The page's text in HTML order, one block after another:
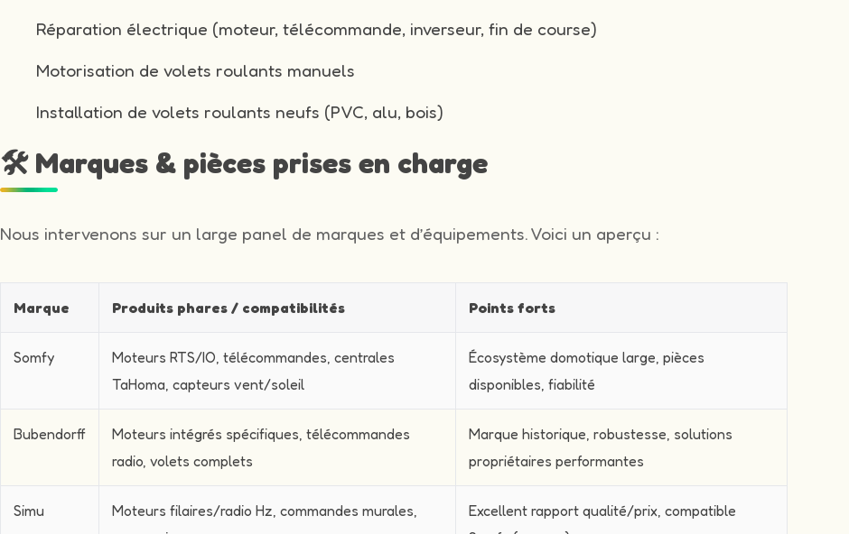
Réparation électrique (moteur, télécommande, inverseur, fin de course)
Motorisation de volets roulants manuels
Installation de volets roulants neufs (PVC, alu, bois)
🛠️ Marques & pièces prises en charge
Nous intervenons sur un large panel de marques et d’équipements. Voici un aperçu :
Marque Produits phares / compatibilités Points forts
Somfy
Moteurs RTS/IO, télécommandes, centrales
TaHoma, capteurs vent/soleil
Écosystème domotique large, pièces
disponibles, fiabilité
Bubendorff
Moteurs intégrés spécifiques, télécommandes
radio, volets complets
Marque historique, robustesse, solutions
propriétaires performantes
Simu
Moteurs filaires/radio Hz, commandes murales,
Excellent rapport qualité/prix, compatible